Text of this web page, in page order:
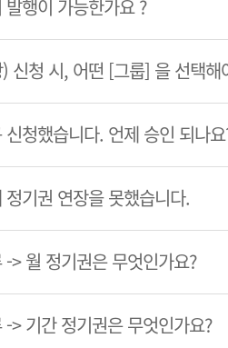
발행이 가능한가요 ?
신청 시, 어떤 [그룹] 을 선택해
신청했습니다. 언제 승인 되나
정기권 연장을 못했습니다.
-> 월 정기권은 무엇인가요?
-> 기간 정기권은 무엇인가요?